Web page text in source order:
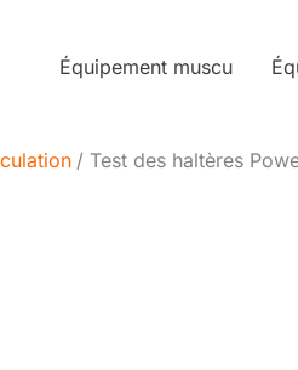
Équipement muscu
Test des haltères